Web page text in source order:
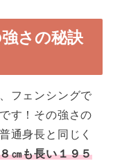
さの秘訣
フェンシングで
です！その強さの
通身長と同じく
㎝も長い１９５